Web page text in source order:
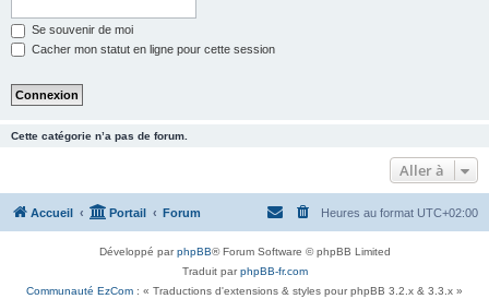
Se souvenir de moi
Cacher mon statut en ligne pour cette session
Cette catégorie n’a pas de forum.
Aller à
Accueil Portail Forum Heures au format UTC+02:00
Développé parphpBB® Forum Software © phpBB Limited
Traduit parphpBB-fr.com
Communauté EzCom : « Traductions d'extensions & styles pour phpBB 3.2.x & 3.3.x »